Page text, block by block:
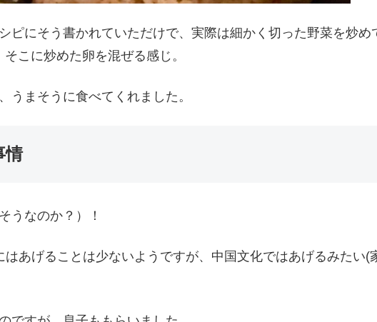
ピにそう書かれていただけで、実際は細かく切った野菜を炒め
こに炒めた卵を混ぜる感じ。
うまそうに食べてくれました。
情
うなのか？）！
はあげることは少ないようですが、中国文化ではあげるみたい(